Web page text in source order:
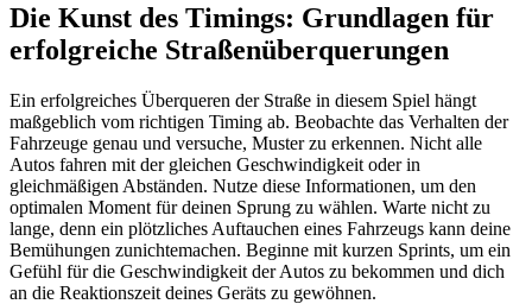
Die Kunst des Timings: Grundlagen für
erfolgreiche Straßenüberquerungen
Ein erfolgreiches Überqueren der Straße in diesem Spiel hängt
maßgeblich vom richtigen Timing ab. Beobachte das Verhalten der
Fahrzeuge genau und versuche, Muster zu erkennen. Nicht alle
Autos fahren mit der gleichen Geschwindigkeit oder in
gleichmäßigen Abständen. Nutze diese Informationen, um den
optimalen Moment für deinen Sprung zu wählen. Warte nicht zu
lange, denn ein plötzliches Auftauchen eines Fahrzeugs kann deine
Bemühungen zunichtemachen. Beginne mit kurzen Sprints, um ein
Gefühl für die Geschwindigkeit der Autos zu bekommen und dich
an die Reaktionszeit deines Geräts zu gewöhnen.